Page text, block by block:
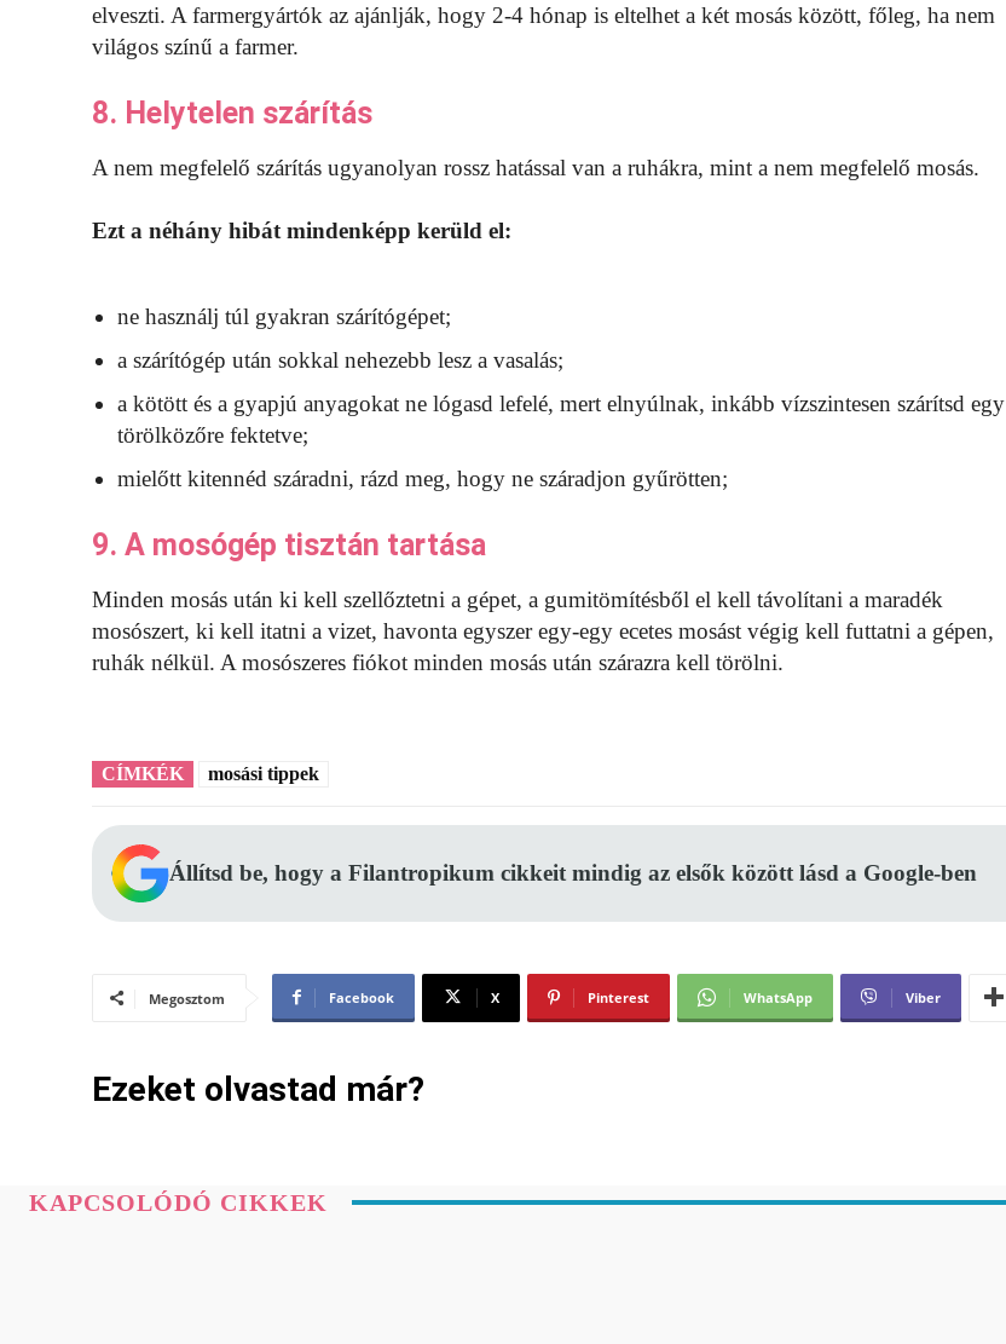
elveszti. A farmergyártók az ajánlják, hogy 2-4 hónap is eltelhet a két mosás között, főleg, ha nem
világos színű a farmer.
8. Helytelen szárítás
A nem megfelelő szárítás ugyanolyan rossz hatással van a ruhákra, mint a nem megfelelő mosás.
Ezt a néhány hibát mindenképp kerüld el:
ne használj túl gyakran szárítógépet;
a szárítógép után sokkal nehezebb lesz a vasalás;
a kötött és a gyapjú anyagokat ne lógasd lefelé, mert elnyúlnak, inkább vízszintesen szárítsd egy
törölközőre fektetve;
mielőtt kitennéd száradni, rázd meg, hogy ne száradjon gyűrötten;
9. A mosógép tisztán tartása
Minden mosás után ki kell szellőztetni a gépet, a gumitömítésből el kell távolítani a maradék
mosószert, ki kell itatni a vizet, havonta egyszer egy-egy ecetes mosást végig kell futtatni a gépen,
ruhák nélkül. A mosószeres fiókot minden mosás után szárazra kell törölni.
CÍMKÉK mosási tippek
Állítsd be, hogy a Filantropikum cikkeit mindig az elsők között lásd a Google-ben
Megosztom Facebook X Pinterest WhatsApp Viber
Ezeket olvastad már?
KAPCSOLÓDÓ CIKKEK